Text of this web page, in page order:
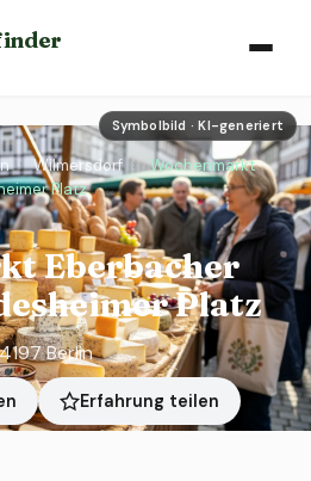
Symbolbild · KI-generiert
› Wilmersdorf ›
Wochenmarkt
Platz
Eberbacher
Platz
Berlin
Erfahrung teilen